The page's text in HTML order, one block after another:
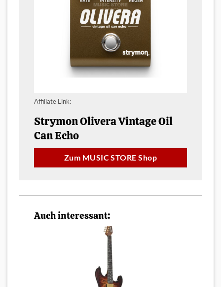
Affiliate Link:
Strymon Olivera Vintage Oil
Can Echo
Zum MUSIC STORE Shop
Auch interessant: